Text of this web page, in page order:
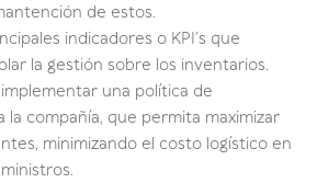
de estos.
indicadores o KPI´s que
la gestión sobre los inventarios.
una política de
la compañía, que permita maximizar
minimizando el costo logístico en